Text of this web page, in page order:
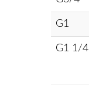
G1
G1 1/4